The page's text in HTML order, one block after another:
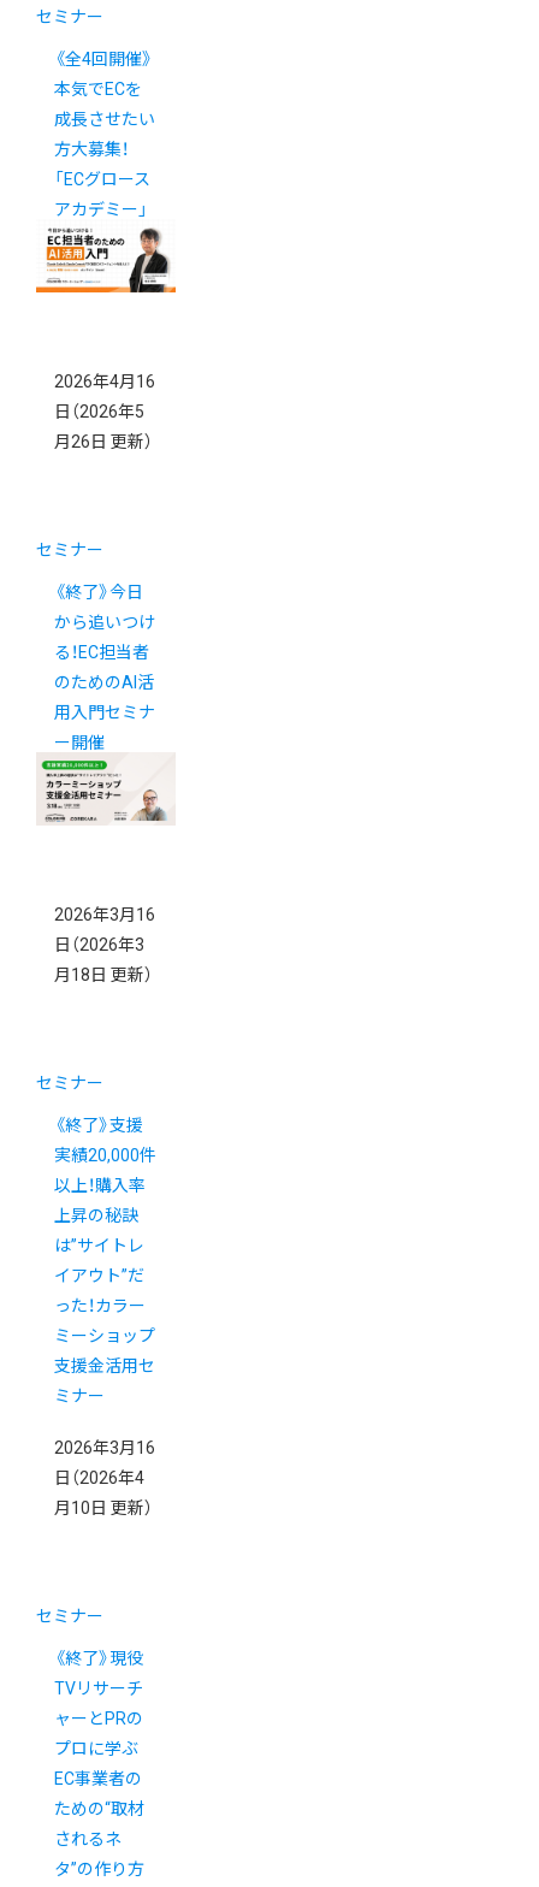
セミナー
《全4回開催》
本気でECを
成長させたい
方大募集！
「ECグロース
アカデミー」
開講決定
2026年4月16
日 （2026年5
月26日 更新）
セミナー
《終了》今日
から追いつけ
る！EC担当者
のためのAI活
用入門セミナ
ー開催
2026年3月16
日 （2026年3
月18日 更新）
セミナー
《終了》支援
実績20,000件
以上！購入率
上昇の秘訣
は”サイトレ
イアウト”だ
った！カラー
ミーショップ
支援金活用セ
ミナー
2026年3月16
日 （2026年4
月10日 更新）
セミナー
《終了》現役
TVリサーチ
ャーとPRの
プロに学ぶ
EC事業者の
ための“取材
されるネ
タ”の作り方